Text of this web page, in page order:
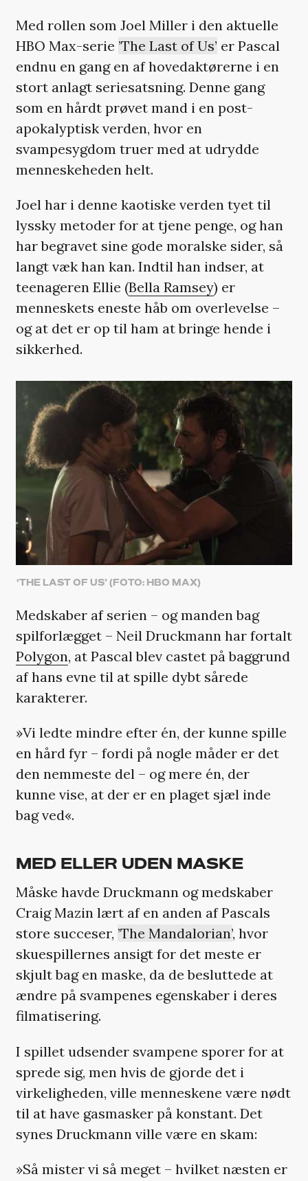
Med rollen som Joel Miller i den aktuelle
HBO Max-serie ’The Last of Us’ er Pascal
endnu en gang en af hovedaktørerne i en
stort anlagt seriesatsning. Denne gang
som en hårdt prøvet mand i en post-
apokalyptisk verden, hvor en
svampesygdom truer med at udrydde
menneskeheden helt.
Joel har i denne kaotiske verden tyet til
lyssky metoder for at tjene penge, og han
har begravet sine gode moralske sider, så
langt væk han kan. Indtil han indser, at
teenageren Ellie (Bella Ramsey) er
menneskets eneste håb om overlevelse –
og at det er op til ham at bringe hende i
sikkerhed.
‘THE LAST OF US’ (FOTO: HBO MAX)
Medskaber af serien – og manden bag
spilforlægget – Neil Druckmann har fortalt
Polygon, at Pascal blev castet på baggrund
af hans evne til at spille dybt sårede
karakterer.
»Vi ledte mindre efter én, der kunne spille
en hård fyr – fordi på nogle måder er det
den nemmeste del – og mere én, der
kunne vise, at der er en plaget sjæl inde
bag ved«.
MED ELLER UDEN MASKE
Måske havde Druckmann og medskaber
Craig Mazin lært af en anden af Pascals
store succeser, ’The Mandalorian’, hvor
skuespillernes ansigt for det meste er
skjult bag en maske, da de besluttede at
ændre på svampenes egenskaber i deres
filmatisering.
I spillet udsender svampene sporer for at
sprede sig, men hvis de gjorde det i
virkeligheden, ville menneskene være nødt
til at have gasmasker på konstant. Det
synes Druckmann ville være en skam:
»Så mister vi så meget – hvilket næsten er